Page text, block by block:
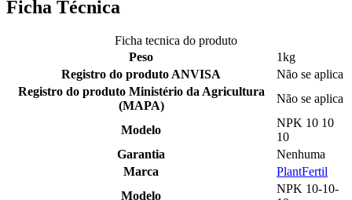
Ficha Técnica
Ficha tecnica do produto
Peso
1kg
Registro do produto ANVISA
Não se aplica
Registro do produto Ministério da Agricultura
(MAPA)
Não se aplica
Modelo
NPK 10 10
10
Garantia
Nenhuma
Marca
PlantFertil
Modelo
NPK 10-10-